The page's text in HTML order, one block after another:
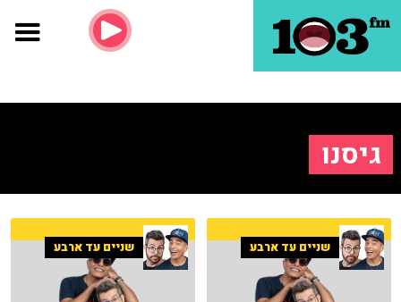
גיסנו
שניים עד ארבע שניים עד ארבע